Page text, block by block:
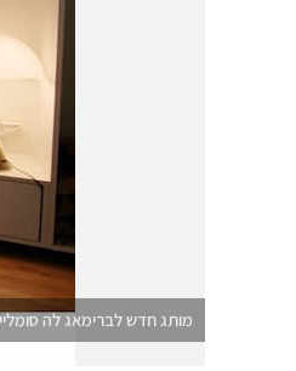
מותג חדש לברימאג לה